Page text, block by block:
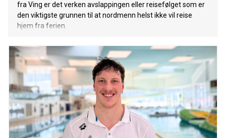
fra Ving er det verken avslappingen eller reisefølget som er
den viktigste grunnen til at nordmenn helst ikke vil reise
hjem fra ferien.